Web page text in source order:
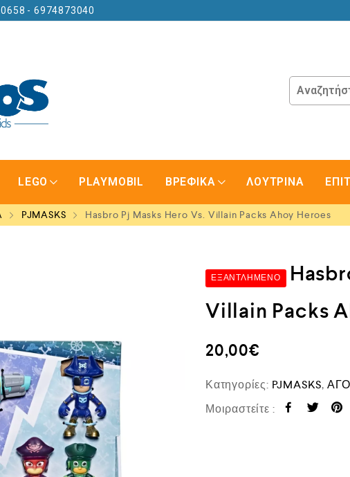
- 6974873040
LEGO PLAYMOBIL ΒΡΕΦΙΚΑ ΛΟΥΤΡΙΝΑ
PJMASKS Hasbro Pj Masks Hero Vs. Villain Packs Ahoy Heroes
ΕΞΑΝΤΛΗΜΈΝΟ
Villain Packs
20,00€
Κατηγορίες: PJMASKS,
Μοιραστείτε :